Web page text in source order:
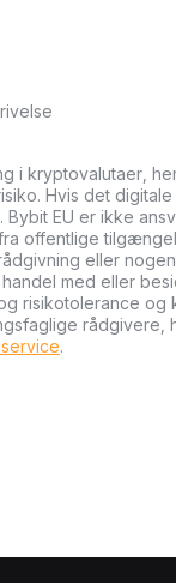
i kryptovalutaer,
Hvis det
Bybit EU er ikke
offentlige
eller
handel med eller
risikotolerance
rådgivere,
.